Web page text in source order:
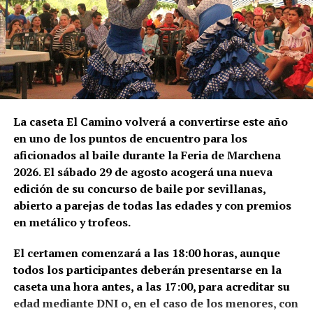
manutención ni alojamiento.
El trabajador debe comprobar antes de salir:
Salario bruto por hora.
Duración mínima del contrato.
Horario y pago de horas extraordinarias.
Condiciones del alojamiento.
Comidas incluidas.
Transporte hasta las parcelas.
Alta en la Seguridad Social agraria francesa.
Los sindicatos advierten de que nadie debe cobrar al
trabajador por conseguirle una oferta. Recomiendan
viajar con el contrato acordado directamente con la
explotación y desconfiar de anuncios difundidos por
El marqués de Cádiz vuelve a
entrar cada agosto en Málaga
La Feria de Málaga nació de la conmemoración de la
incorporación de la ciudad a la Corona de Castilla,
La caseta El Camino volverá a convertirse este año
en uno de los puntos de encuentro para los
aficionados al baile durante la Feria de Marchena
2026. El sábado 29 de agosto acogerá una nueva
edición de su concurso de baile por sevillanas,
abierto a parejas de todas las edades y con premios
en metálico y trofeos.
El certamen comenzará a las 18:00 horas, aunque
todos los participantes deberán presentarse en la
caseta una hora antes, a las 17:00, para acreditar su
edad mediante DNI o, en el caso de los menores, con